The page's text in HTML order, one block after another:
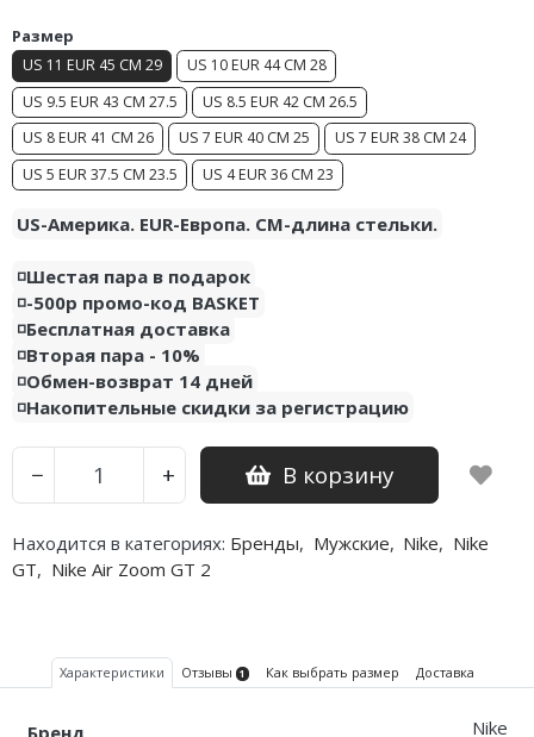
Размер
US 11 EUR 45 CM 29
US 10 EUR 44 CM 28
US 9.5 EUR 43 CM 27.5
US 8.5 EUR 42 CM 26.5
US 8 EUR 41 CM 26
US 7 EUR 40 CM 25
US 7 EUR 38 CM 24
US 5 EUR 37.5 CM 23.5
US 4 EUR 36 CM 23
US-Америка. EUR-Европа. CM-длина стельки.
◽️Шестая пара в подарок
◽️-500р промо-код BASKET
◽️Бесплатная доставка
◽️Вторая пара - 10%
◽️Обмен-возврат 14 дней
◽️Накопительные скидки за регистрацию
− + В корзину
Находится в категориях: Бренды, Мужские, Nike, Nike
GT, Nike Air Zoom GT 2
Характеристики Отзывы 1 Как выбрать размер Доставка
Бренд
Nike
Air Jordan 15
Air Jordan 23